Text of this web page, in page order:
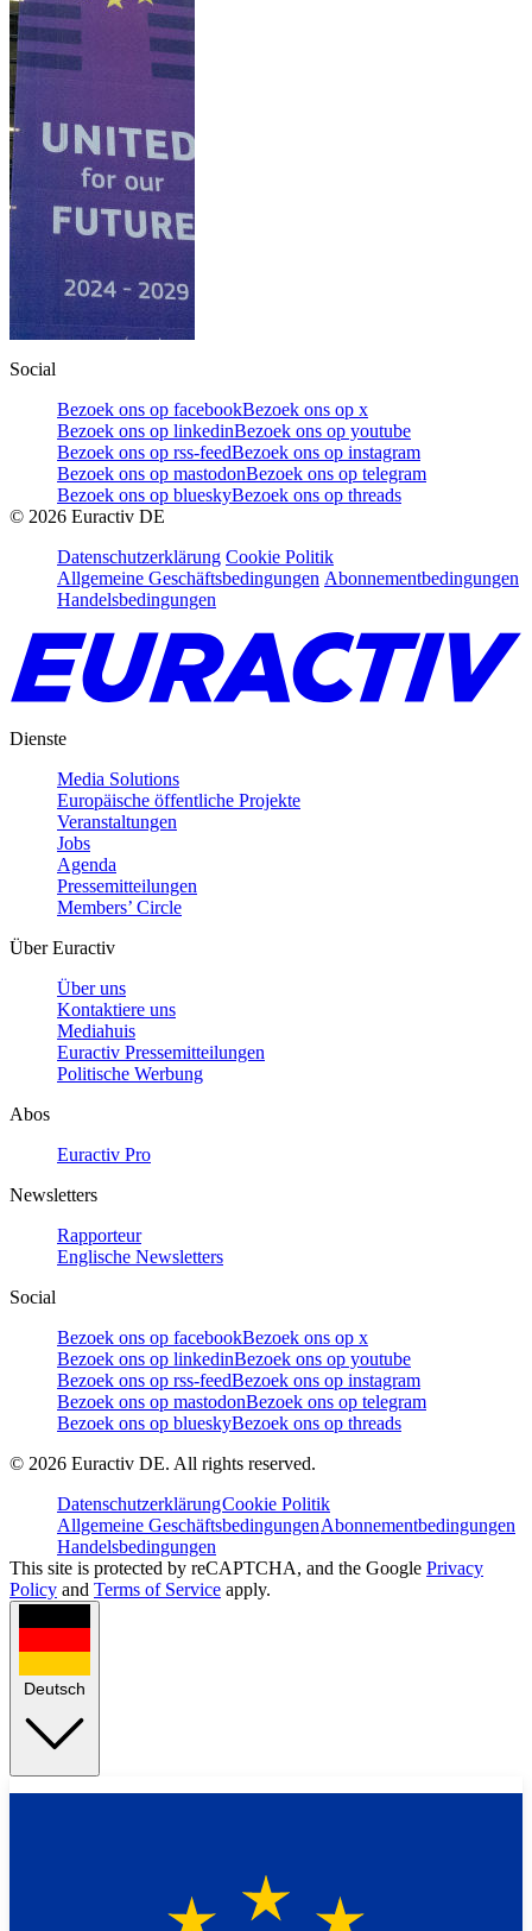
Social
Bezoek ons op facebookBezoek ons op x
Bezoek ons op linkedinBezoek ons op youtube
Bezoek ons op rss-feedBezoek ons op instagram
Bezoek ons op mastodonBezoek ons op telegram
Bezoek ons op blueskyBezoek ons op threads
© 2026 Euractiv DE
Datenschutzerklärung Cookie Politik
Allgemeine Geschäftsbedingungen Abonnementbedingungen
Handelsbedingungen
Dienste
Media Solutions
Europäische öffentliche Projekte
Veranstaltungen
Jobs
Agenda
Pressemitteilungen
Members’ Circle
Über Euractiv
Über uns
Kontaktiere uns
Mediahuis
Euractiv Pressemitteilungen
Politische Werbung
Abos
Euractiv Pro
Newsletters
Rapporteur
Englische Newsletters
Social
Bezoek ons op facebookBezoek ons op x
Bezoek ons op linkedinBezoek ons op youtube
Bezoek ons op rss-feedBezoek ons op instagram
Bezoek ons op mastodonBezoek ons op telegram
Bezoek ons op blueskyBezoek ons op threads
© 2026 Euractiv DE. All rights reserved.
DatenschutzerklärungCookie Politik
Allgemeine GeschäftsbedingungenAbonnementbedingungen
Handelsbedingungen
This site is protected by reCAPTCHA, and the Google Privacy
Policy and Terms of Service apply.
Deutsch